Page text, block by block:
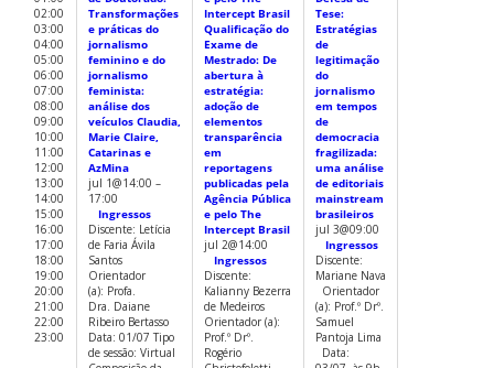
02:00
03:00
04:00
05:00
06:00
07:00
08:00
09:00
10:00
11:00
12:00
13:00
14:00
15:00
16:00
17:00
18:00
19:00
20:00
21:00
22:00
23:00
Transformações
e práticas do
jornalismo
feminino e do
jornalismo
feminista:
análise dos
veículos Claudia,
Marie Claire,
Catarinas e
AzMina
jul 1@14:00 –
17:00
Ingressos
Discente: Letícia
de Faria Ávila
Santos
Orientador
(a): Profa.
Dra. Daiane
Ribeiro Bertasso
Data: 01/07 Tipo
de sessão: Virtual
Intercept Brasil
Qualificação do
Exame de
Mestrado: De
abertura à
estratégia:
adoção de
elementos
transparência
em
reportagens
publicadas pela
Agência Pública
e pelo The
Intercept Brasil
jul 2@14:00
Ingressos
Discente:
Kalianny Bezerra
de Medeiros
Orientador (a):
Prof.º Drº.
Rogério
Tese:
Estratégias
de
legitimação
do
jornalismo
em tempos
de
democracia
fragilizada:
uma análise
de editoriais
mainstream
brasileiros
jul 3@09:00
Ingressos
Discente:
Mariane Nava
Orientador
(a): Prof.º Drº.
Samuel
Pantoja Lima
Data: